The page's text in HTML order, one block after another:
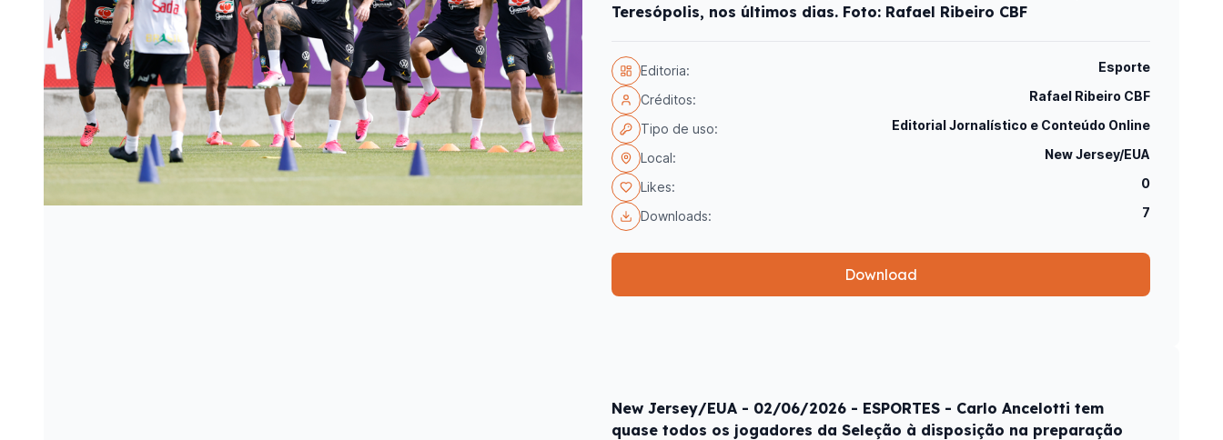
Teresópolis, nos últimos dias. Foto: Rafael Ribeiro CBF
Editoria: Esporte
Créditos: Rafael Ribeiro CBF
Tipo de uso: Editorial Jornalístico e Conteúdo Online
Local: New Jersey/EUA
Likes: 0
Downloads: 7
Download
New Jersey/EUA - 02/06/2026 - ESPORTES - Carlo Ancelotti tem
quase todos os jogadores da Seleção à disposição na preparação